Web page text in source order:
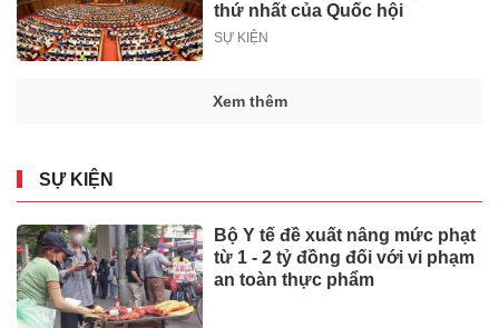
thứ nhất của Quốc hội
SỰ KIỆN
Xem thêm
SỰ KIỆN
Bộ Y tế đề xuất nâng mức phạt
từ 1 - 2 tỷ đồng đối với vi phạm
an toàn thực phẩm